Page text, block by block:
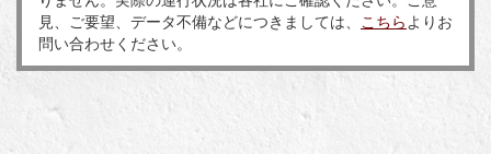
見、ご要望、データ不備などにつきましては、
こちら よりお
問い合わせください。